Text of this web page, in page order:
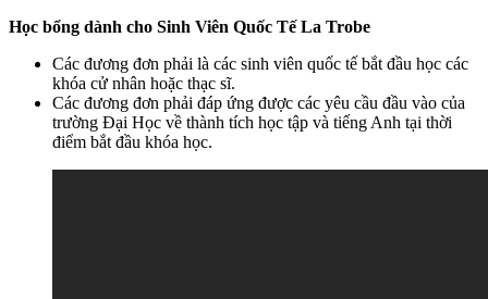
Học bổng dành cho Sinh Viên Quốc Tế La Trobe
Các đương đơn phải là các sinh viên quốc tế bắt đầu học các
khóa cử nhân hoặc thạc sĩ.
Các đương đơn phải đáp ứng được các yêu cầu đầu vào của
trường Đại Học về thành tích học tập và tiếng Anh tại thời
điểm bắt đầu khóa học.